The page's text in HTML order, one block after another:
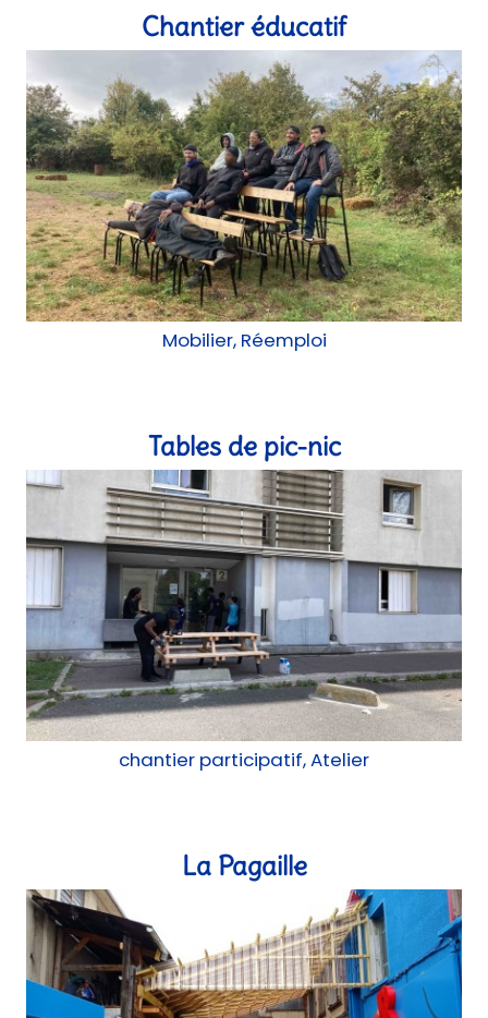
Mobilier, Réemploi
Tables de pic-nic
chantier participatif, Atelier
La Pagaille
Construction, chantier participatif